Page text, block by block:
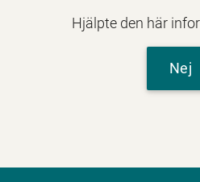
Hjälpte den här
Nej